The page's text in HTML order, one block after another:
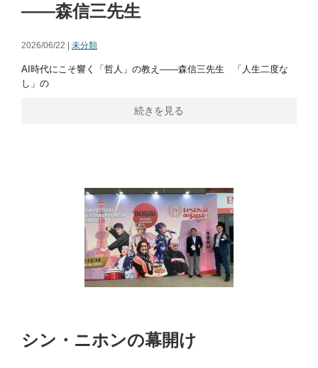
――森信三先生
2026/06/22 | 未分類
AI時代にこそ響く「哲人」の教え――森信三先生 「人生二度な
し」の
続きを見る
シン・ニホンの幕開け